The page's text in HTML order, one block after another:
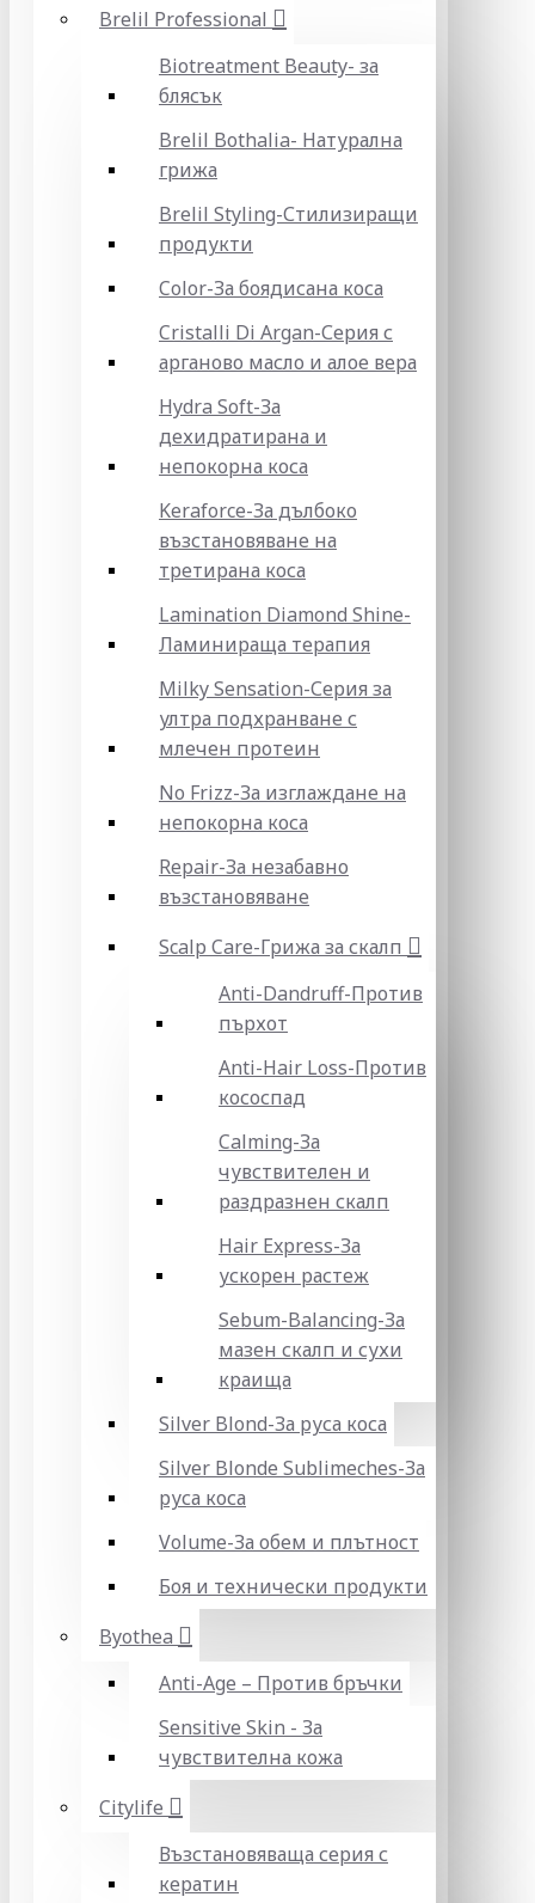
Brelil Professional
Biotreatment Beauty- за
блясък
Brelil Bothalia- Натурална
грижа
Brelil Styling-Стилизиращи
продукти
Color-За боядисана коса
Cristalli Di Argan-Серия с
арганово масло и алое вера
Hydra Soft-За
дехидратирана и
непокорна коса
Keraforce-За дълбоко
възстановяване на
третирана коса
Lamination Diamond Shine-
Ламинираща терапия
Milky Sensation-Серия за
ултра подхранване с
млечен протеин
No Frizz-За изглаждане на
непокорна коса
Repair-За незабавно
възстановяване
Scalp Care-Грижа за скалп
Anti-Dandruff-Против
пърхот
Anti-Hair Loss-Против
кососпад
Calming-За
чувствителен и
раздразнен скалп
Hair Express-За
ускорен растеж
Sebum-Balancing-За
мазен скалп и сухи
краища
Silver Blond-За руса коса
Silver Blonde Sublіmeches-За
руса коса
Volume-За обем и плътност
Боя и технически продукти
Byothea
Anti-Age – Против бръчки
Sensitive Skin - За
чувствителна кожа
Citylife
Възстановяваща серия с
кератин